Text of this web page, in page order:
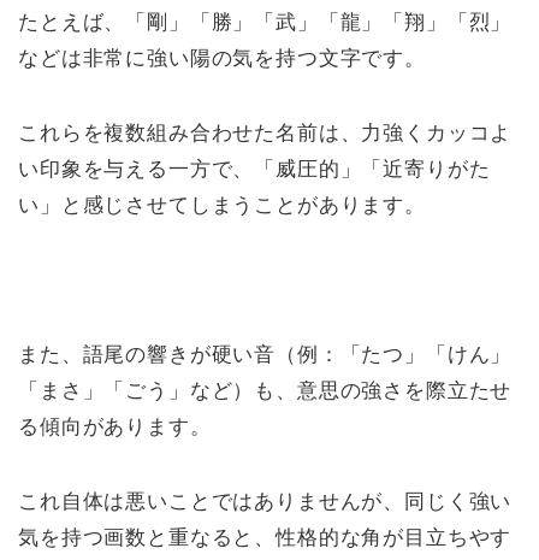
たとえば、「剛」「勝」「武」「龍」「翔」「烈」
などは非常に強い陽の気を持つ文字です。
これらを複数組み合わせた名前は、力強くカッコよ
い印象を与える一方で、「威圧的」「近寄りがた
い」と感じさせてしまうことがあります。
また、語尾の響きが硬い音（例：「たつ」「けん」
「まさ」「ごう」など）も、意思の強さを際立たせ
る傾向があります。
これ自体は悪いことではありませんが、同じく強い
気を持つ画数と重なると、性格的な角が目立ちやす